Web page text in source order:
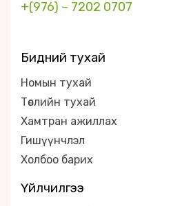
+(976) – 7202 0707
Бидний тухай
Номын тухай
Төслийн тухай
Хамтран ажиллах
Гишүүнчлэл
Холбоо барих
Үйлчилгээ